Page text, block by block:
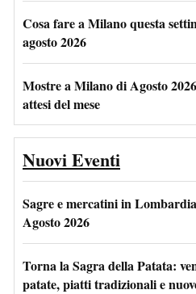
Cosa fare a Milano questa
agosto 2026
Mostre a Milano di Agosto
attesi del mese
Nuovi Eventi
Sagre e mercatini in
Agosto 2026
Torna la Sagra della Patata:
patate, piatti tradizionali e